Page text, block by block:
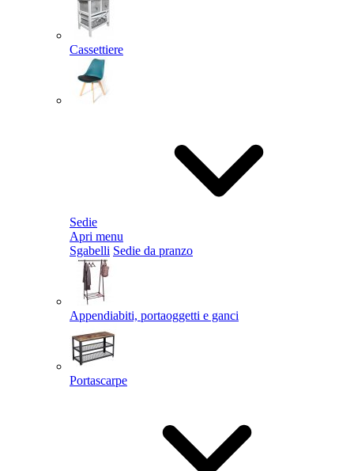
Cassettiere
Sedie
Apri menu
Sgabelli Sedie da pranzo
Appendiabiti, portaoggetti e ganci
Portascarpe